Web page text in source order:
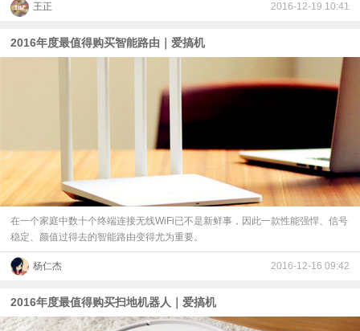
王正 2016-12-19 10:41
2016年度最值得购买智能路由｜爱搞机
在一个家庭中数十个终端连接无线WiFi已不是新鲜事，因此一款性能强悍、信号
稳定、颜值过得去的智能路由变得尤为重要。
杨仁杰 2016-12-16 09:42
2016年度最值得购买扫地机器人｜爱搞机